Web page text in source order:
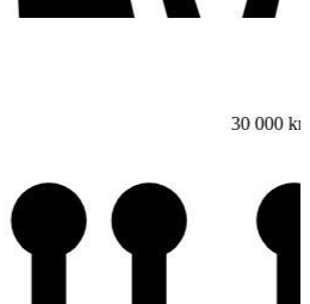
30 000